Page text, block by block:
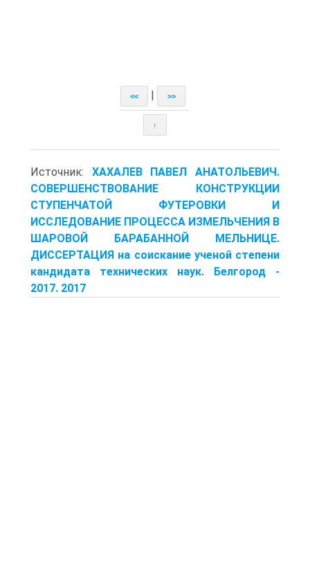
<< >>
↑
Источник: ХАХАЛЕВ ПАВЕЛ АНАТОЛЬЕВИЧ.
СОВЕРШЕНСТВОВАНИЕ КОНСТРУКЦИИ
СТУПЕНЧАТОЙ ФУТЕРОВКИ И
ИССЛЕДОВАНИЕ ПРОЦЕССА ИЗМЕЛЬЧЕНИЯ В
ШАРОВОЙ БАРАБАННОЙ МЕЛЬНИЦЕ.
ДИССЕРТАЦИЯ на соискание ученой степени
кандидата технических наук. Белгород -
2017. 2017